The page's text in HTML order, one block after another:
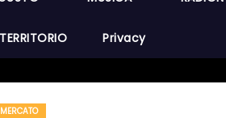
TERRITORIO Privacy